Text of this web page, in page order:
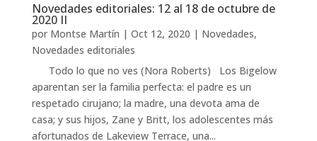
Novedades editoriales: 12 al 18 de octubre de
2020 II
por Montse Martín | Oct 12, 2020 | Novedades,
Novedades editoriales
Todo lo que no ves (Nora Roberts) Los Bigelow
aparentan ser la familia perfecta: el padre es un
respetado cirujano; la madre, una devota ama de
casa; y sus hijos, Zane y Britt, los adolescentes más
afortunados de Lakeview Terrace, una...